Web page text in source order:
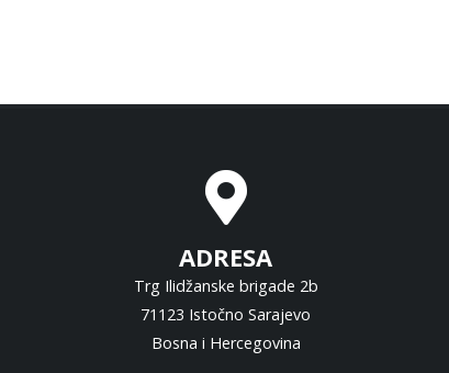
ADRESA
Trg Ilidžanske brigade 2b
71123 Istočno Sarajevo
Bosna i Hercegovina